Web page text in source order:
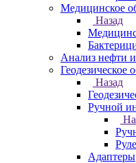
Медицинское
Назад
Анализ нефти
Геодезическое
Назад
Ручной
Адаптеры